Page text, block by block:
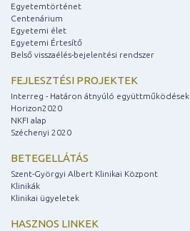
Egyetemtörténet
Centenárium
Egyetemi élet
Egyetemi Értesítő
Belső visszaélés-bejelentési rendszer
FEJLESZTÉSI PROJEKTEK
Interreg - Határon átnyúló együttműködések
Horizon2020
NKFI alap
Széchenyi 2020
BETEGELLÁTÁS
Szent-Györgyi Albert Klinikai Központ
Klinikák
Klinikai ügyeletek
HASZNOS LINKEK